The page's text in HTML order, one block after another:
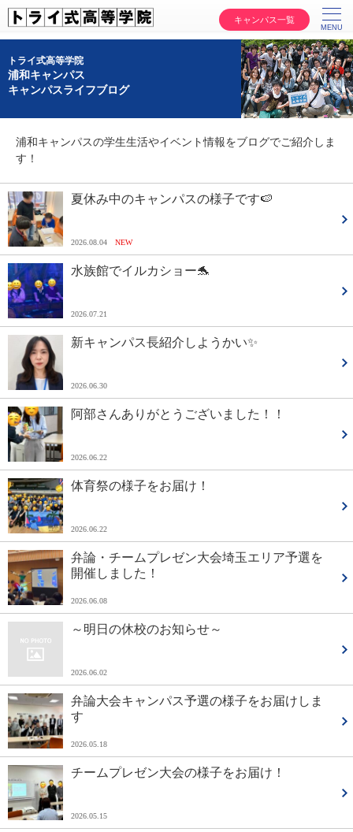
キャンパス一覧
トライ式高等学院
浦和キャンパス
キャンパスライフブログ
浦和キャンパスの学生生活やイベント情報をブログでご紹介しま
す！
夏休み中のキャンパスの様子です🍉
2026.08.04 NEW
水族館でイルカショー🐬
2026.07.21
新キャンパス長紹介しようかい✨
2026.06.30
阿部さんありがとうございました！！
2026.06.22
体育祭の様子をお届け！
2026.06.22
弁論・チームプレゼン大会埼玉エリア予選を
開催しました！
2026.06.08
～明日の休校のお知らせ～
2026.06.02
弁論大会キャンパス予選の様子をお届けしま
す
2026.05.18
チームプレゼン大会の様子をお届け！
2026.05.15